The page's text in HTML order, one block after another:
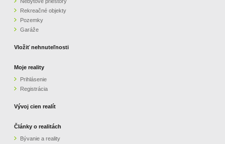
PARTNERI
OBCHODNÉ PODMIENKY
PRIPOMIENKY
Rekreačné objekty
Pozemky
Garáže
Vložiť nehnuteľnosti
Moje reality
Prihlásenie
Registrácia
Vývoj cien realít
Články o realitách
Bývanie a reality